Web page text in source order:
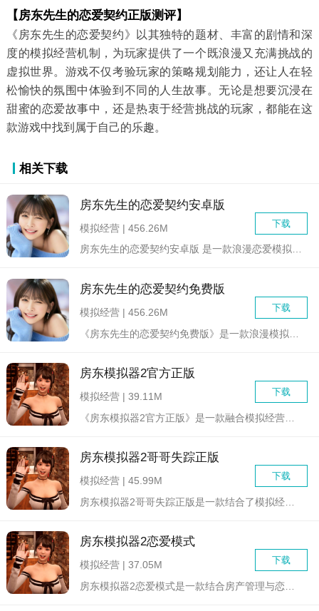
【房东先生的恋爱契约正版测评】
《房东先生的恋爱契约》以其独特的题材、丰富的剧情和深
度的模拟经营机制，为玩家提供了一个既浪漫又充满挑战的
虚拟世界。游戏不仅考验玩家的策略规划能力，还让人在轻
松愉快的氛围中体验到不同的人生故事。无论是想要沉浸在
甜蜜的恋爱故事中，还是热衷于经营挑战的玩家，都能在这
款游戏中找到属于自己的乐趣。
相关下载
房东先生的恋爱契约安卓版
下载
模拟经营 | 456.26M
房东先生的恋爱契约安卓版 是一款浪漫恋爱模拟游戏，玩家将扮演...
房东先生的恋爱契约免费版
下载
模拟经营 | 456.26M
房东模拟器2官方正版
下载
模拟经营 | 39.11M
房东模拟器2哥哥失踪正版
下载
模拟经营 | 45.99M
房东模拟器2恋爱模式
下载
模拟经营 | 37.05M